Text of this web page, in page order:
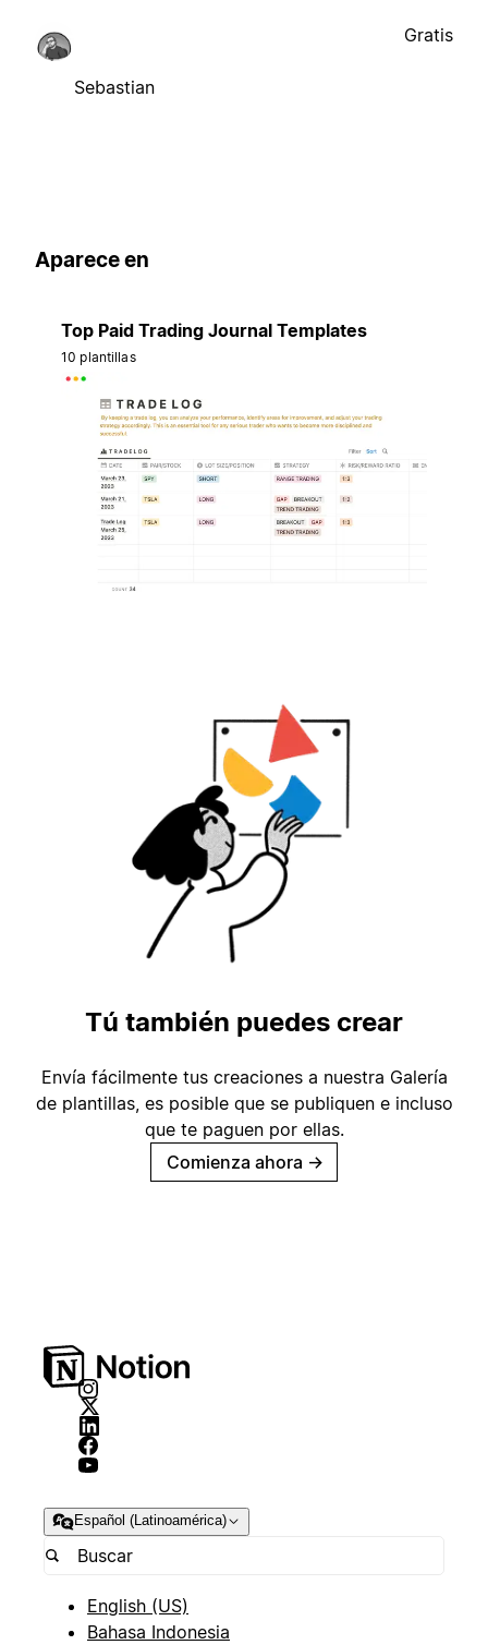
Sebastian
Gratis
Aparece en
Top Paid Trading Journal Templates
10 plantillas
Tú también puedes crear
Envía fácilmente tus creaciones a nuestra Galería
de plantillas, es posible que se publiquen e incluso
que te paguen por ellas.
Comienza ahora →
Español (Latinoamérica)
English (US)
Bahasa Indonesia